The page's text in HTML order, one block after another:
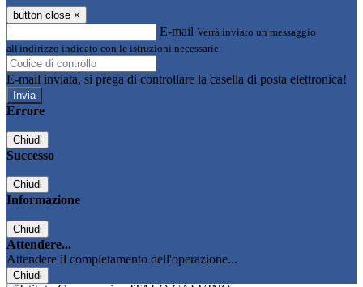
button close ×
E-mail Verrà inviato un messaggio
all'indirizzo indicato con le istruzioni necessarie.
E-mail inviata, si prega di controllare la casella di posta elettronica!
Errore
Chiudi
Successo
Chiudi
Informazione
Chiudi
Attendere...
Attendere il completamento dell'operazione...
Chiudi